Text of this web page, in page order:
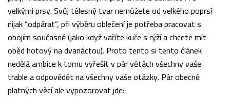
velkými prsy. Svůj tělesný tvar nemůžete od velkého poprsí
nijak “odpárat”, při výběru oblečení je potřeba pracovat s
obojím současně (jako když vaříte kuře s rýží a chcete mít
oběd hotový na dvanáctou). Proto tento si tento článek
nedělá ambice k tomu vyřešit v pár větách všechny vaše
trable a odpovědět na všechny vaše otázky. Pár obecně
platných věcí ale vypozorovat jde: